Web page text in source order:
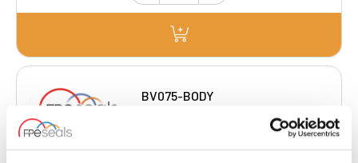
BV075-BODY